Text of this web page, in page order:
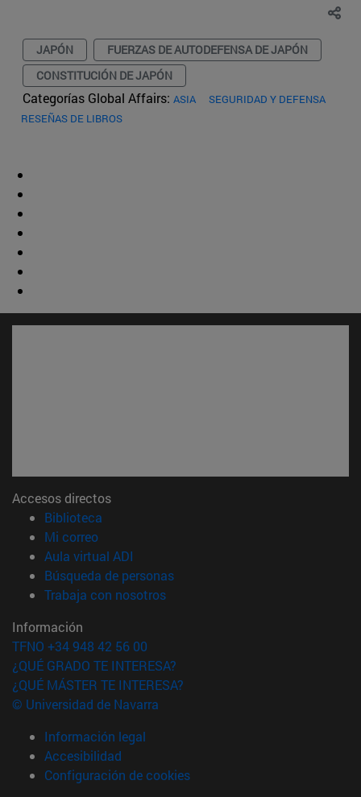
JAPÓN
FUERZAS DE AUTODEFENSA DE JAPÓN
CONSTITUCIÓN DE JAPÓN
Categorías Global Affairs: ASIA
SEGURIDAD Y DEFENSA
RESEÑAS DE LIBROS
Accesos directos
Biblioteca
Mi correo(abre en nueva ventana)
Aula virtual ADI
Búsqueda de personas(abre en nueva ventana)
Trabaja con nosotros(abre en nueva ventana)
Información
TFNO +34 948 42 56 00
¿QUÉ GRADO TE INTERESA?
¿QUÉ MÁSTER TE INTERESA?
© Universidad de Navarra
Información legal
Accesibilidad
Configuración de cookies